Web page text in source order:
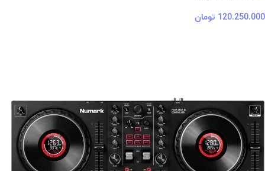
120.250.000 تومان